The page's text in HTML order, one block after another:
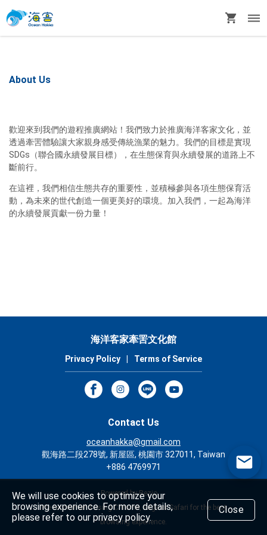
About Us
歡迎來到我們的遊程推廣網站！我們致力於推廣海洋客家文化，並
透過牽罟體驗讓大家親身感受傳統漁業的魅力。我們的目標是實現
SDGs（聯合國永續發展目標），在生態保育與永續發展的道路上不
斷前行。
在這裡，我們相信生態共存的重要性，並積極參與各項生態保育活
動，為未來的世代創造一個更美好的環境。加入我們，一起為海洋
的永續發展貢獻一份力量！
海洋客家牽罟文化館
Privacy Policy Terms of Service
Contact Us
oceanhakka@gmail.com
觀海路二段278號, 新屋區, 桃園市 327011, Taiwan
+886 4769971
Powered by Rezio
We recommend using Chrome, Edge or Safari for the best
browsing experience.
We will use cookies to optimize your
browsing experience. For more details,
please refer to our privacy policy.
Close